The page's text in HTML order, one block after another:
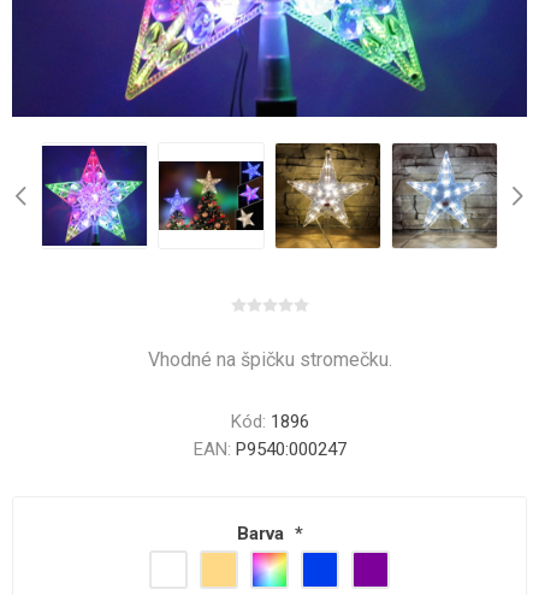
Vhodné na špičku stromečku.
Kód: 1896
EAN: P9540:000247
Barva *